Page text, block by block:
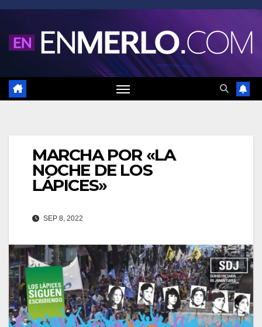
Saltar
contenido
MARCHA POR «LA
NOCHE DE LOS
LÁPICES»
SEP 8, 2022